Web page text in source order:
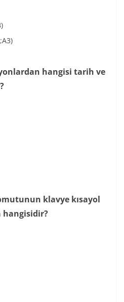
hangisi tarih ve
klavye kısayol
hangisidir?